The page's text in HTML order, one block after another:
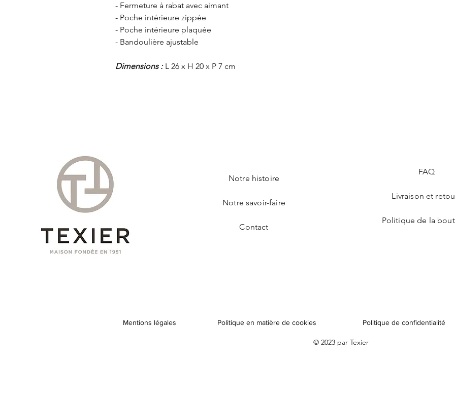
- Fermeture à rabat avec aimant
- Poche intérieure zippée
- Poche intérieure plaquée
- Bandoulière ajustable
Dimensions :L 26 x H 20 x P 7 cm
Notre histoire
Notre savoir-faire
Contact
FAQ
Livraison et
Politique de la
Mentions légales Politique en matière de cookies Politique de confidentialité
© 2023 par Texier